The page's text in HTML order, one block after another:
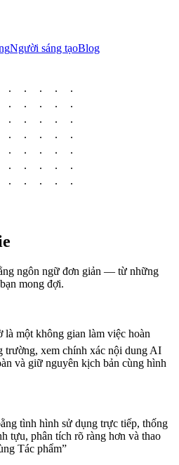
Người sáng tạoBlog
ngôn ngữ đơn giản — từ những
mong đợi.
một không gian làm việc hoàn
xem chính xác nội dung AI
và giữ nguyên kịch bản cùng hình
tình hình sử dụng trực tiếp, thống
tựu, phân tích rõ ràng hơn và thao
Tác phẩm”